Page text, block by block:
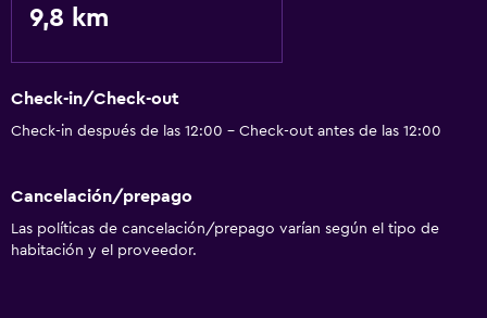
9,8 km
Check-in/Check-out
Check-in después de las 12:00 - Check-out antes de las 12:00
Cancelación/prepago
Las políticas de cancelación/prepago varían según el tipo de
habitación y el proveedor.